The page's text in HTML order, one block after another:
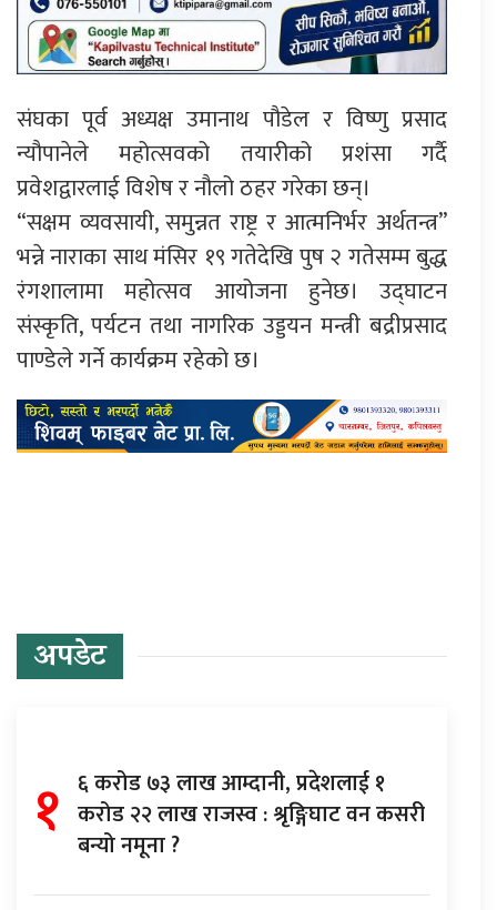
संघका पूर्व अध्यक्ष उमानाथ पौडेल र विष्णु प्रसाद
न्यौपानेले महोत्सवको तयारीको प्रशंसा गर्दै
प्रवेशद्वारलाई विशेष र नौलो ठहर गरेका छन्।
“सक्षम व्यवसायी, समुन्नत राष्ट्र र आत्मनिर्भर अर्थतन्त्र”
भन्ने नाराका साथ मंसिर १९ गतेदेखि पुष २ गतेसम्म बुद्ध
रंगशालामा महोत्सव आयोजना हुनेछ। उद्घाटन
संस्कृति, पर्यटन तथा नागरिक उड्डयन मन्त्री बद्रीप्रसाद
पाण्डेले गर्ने कार्यक्रम रहेको छ।
अपडेट
१ ६ करोड ७३ लाख आम्दानी, प्रदेशलाई १
करोड २२ लाख राजस्व : श्रृङ्गिघाट वन कसरी
बन्यो नमूना ?